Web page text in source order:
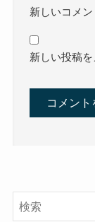
新しいコメ
新しい投稿